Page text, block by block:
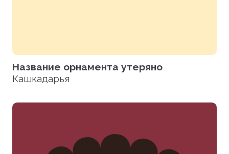
Название орнамента утеряно
Кашкадарья